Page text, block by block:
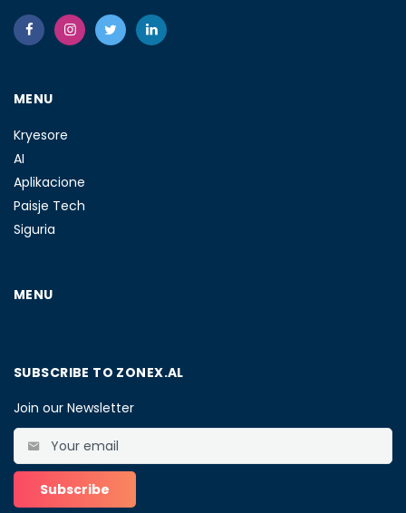
MENU
Kryesore
AI
Aplikacione
Paisje Tech
Siguria
MENU
SUBSCRIBE TO ZONEX.AL
Join our Newsletter